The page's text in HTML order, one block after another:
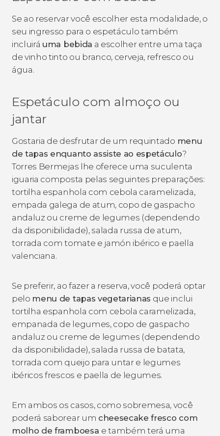
Se ao reservar você escolher esta modalidade, o
seu ingresso para o espetáculo também
incluirá uma bebida a escolher entre uma taça
de vinho tinto ou branco, cerveja, refresco ou
água.
Espetáculo com almoço ou
jantar
Gostaria de desfrutar de um requintado menu
de tapas enquanto assiste ao espetáculo?
Torres Bermejas lhe oferece uma suculenta
iguaria composta pelas seguintes preparações:
tortilha espanhola com cebola caramelizada,
empada galega de atum, copo de gaspacho
andaluz ou creme de legumes (dependendo
da disponibilidade), salada russa de atum,
torrada com tomate e jamón ibérico e paella
valenciana.
Se preferir, ao fazer a reserva, você poderá optar
pelo menu de tapas vegetarianas que inclui
tortilha espanhola com cebola caramelizada,
empanada de legumes, copo de gaspacho
andaluz ou creme de legumes (dependendo
da disponibilidade), salada russa de batata,
torrada com queijo para untar e legumes
ibéricos frescos e paella de legumes.
Em ambos os casos, como sobremesa, você
poderá saborear um cheesecake fresco com
molho de framboesa e também terá uma